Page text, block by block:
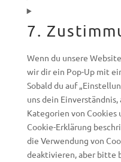
7.
Wenn du unsere
wir dir ein Pop-Up mit
Sobald du auf
uns dein
Kategorien von Cookies
Cookie-Erklärung
die Verwendung von
deaktivieren, aber bitte